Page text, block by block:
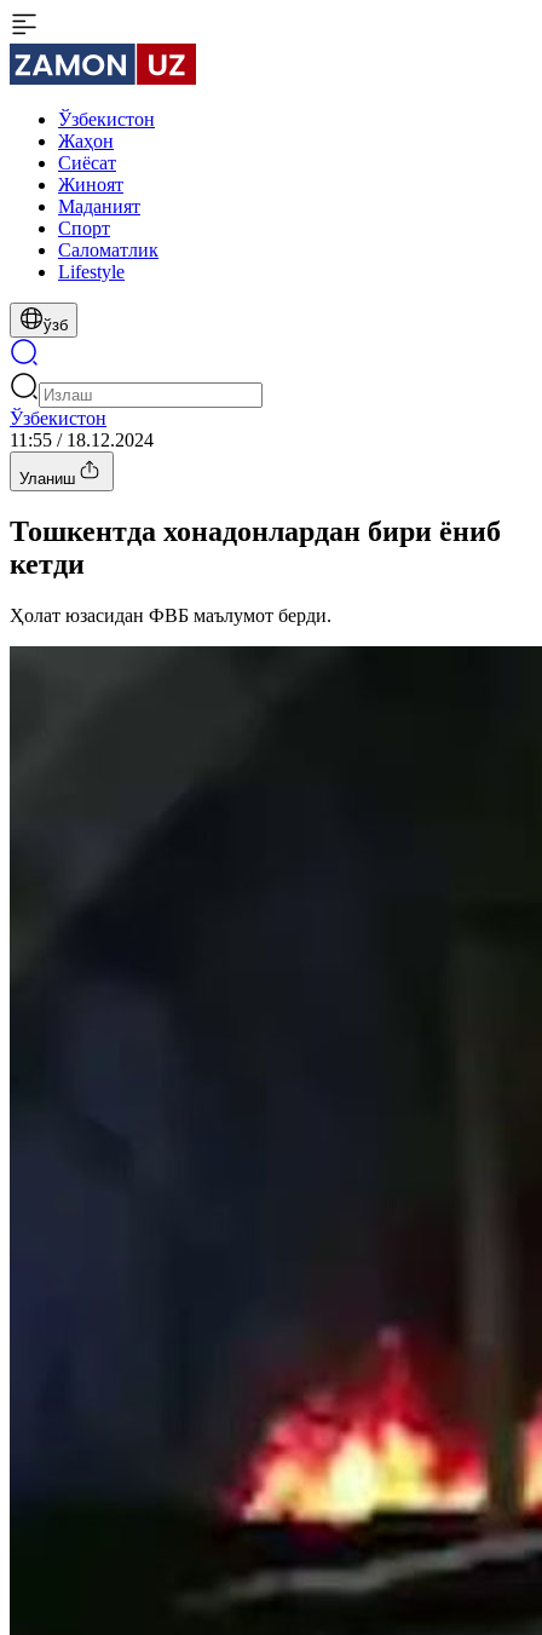
Ўзбекистон
Жаҳон
Сиёсат
Жиноят
Маданият
Спорт
Cаломатлик
Lifestyle
ўзб
Ўзбекистон
11:55 / 18.12.2024
Уланиш
Тошкентда хонадонлардан бири ёниб
кетди
Ҳолат юзасидан ФВБ маълумот берди.